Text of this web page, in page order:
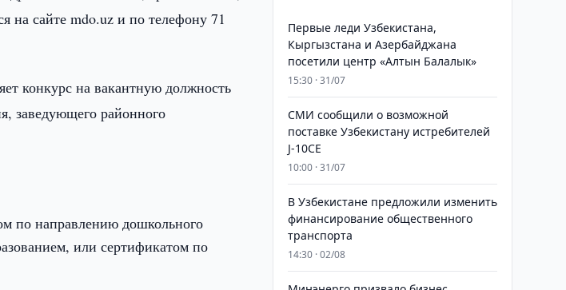
на сайте mdo.uz и по телефону 71
конкурс на вакантную должность
заведующего районного
по направлению дошкольного
или сертификатом по
Первые леди Узбекистана,
Кыргызстана и Азербайджана
посетили центр «Алтын Балалык»
15:30 · 31/07
СМИ сообщили о возможной
поставке Узбекистану истребителей
J-10CE
10:00 · 31/07
В Узбекистане предложили изменить
финансирование общественного
транспорта
14:30 · 02/08